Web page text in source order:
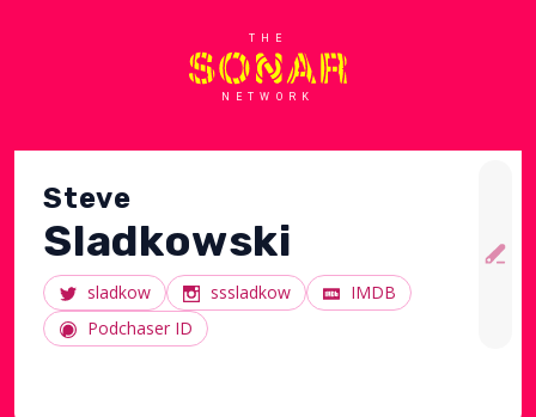
THE
NETWORK
Steve
Sladkowski
sladkow sssladkow
IMDB
Podchaser ID